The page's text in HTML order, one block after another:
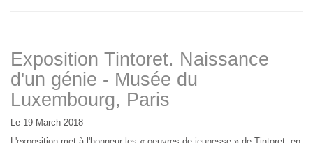
Exposition Tintoret. Naissance
d'un génie - Musée du
Luxembourg, Paris
Le 19 March 2018